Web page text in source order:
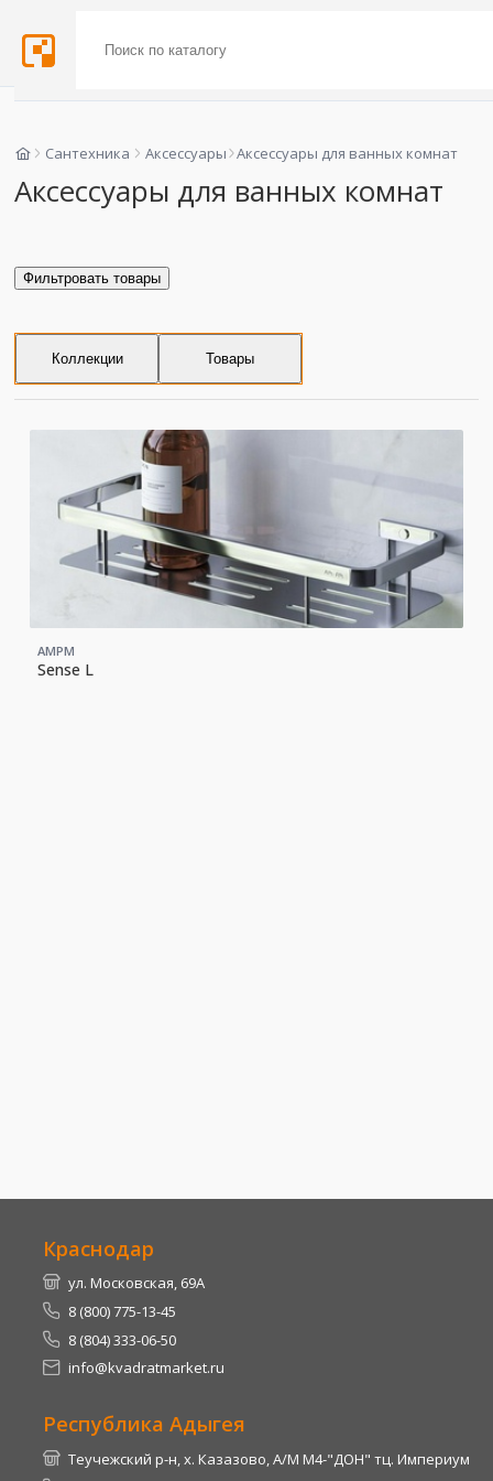
Сантехника Аксессуары Аксессуары для ванных комнат
Аксессуары для ванных комнат
Фильтровать товары
Коллекции Товары
AMPM
Sense L
Краснодар
ул. Московская, 69А
8 (800) 775-13-45
8 (804) 333-06-50
info@kvadratmarket.ru
Республика Адыгея
Теучежский р-н, х. Казазово, А/М М4-"ДОН" тц. Империум